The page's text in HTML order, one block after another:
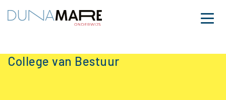
Menu
College van Bestuur
College van Bestuur